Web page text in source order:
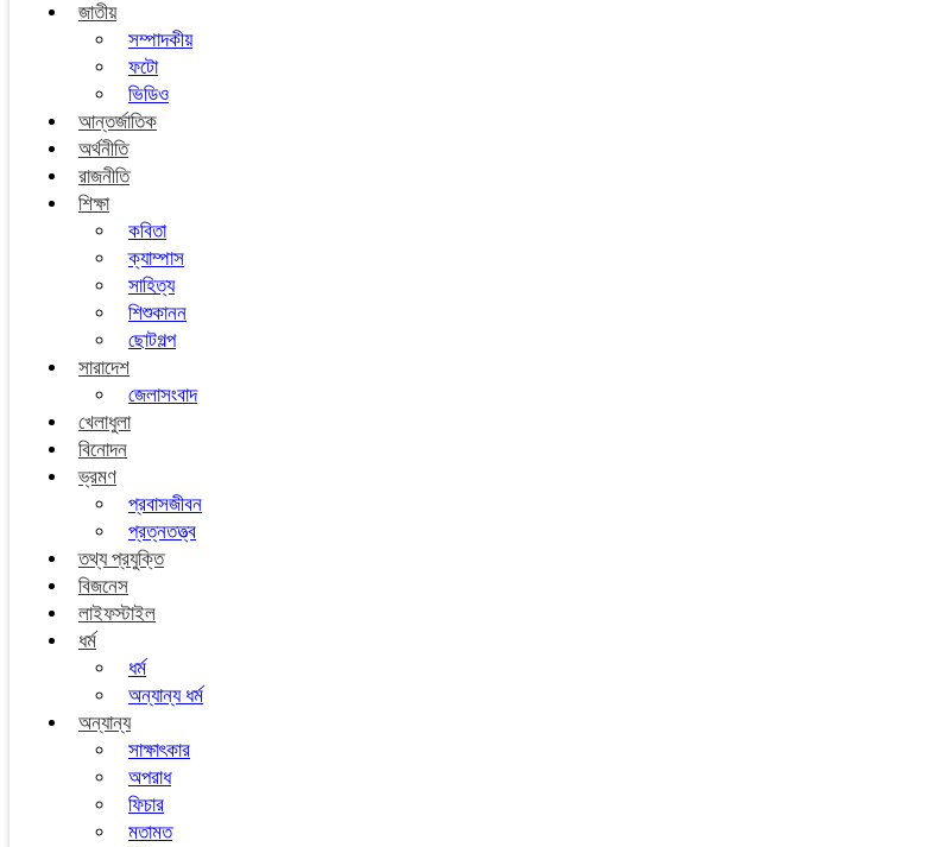
জাতীয়
সম্পাদকীয়
ফটো
ভিডিও
আন্তর্জাতিক
অর্থনীতি
রাজনীতি
শিক্ষা
কবিতা
ক্যাম্পাস
সাহিত্য
শিশুকানন
ছোটগল্প
সারাদেশ
জেলাসংবাদ
খেলাধুলা
বিনোদন
ভ্রমণ
প্রবাসজীবন
প্রত্নতত্ত্ব
তথ্য প্রযুক্তি
বিজনেস
লাইফস্টাইল
ধর্ম
ধর্ম
অন্যান্য ধর্ম
অন্যান্য
সাক্ষাৎকার
অপরাধ
ফিচার
মতামত